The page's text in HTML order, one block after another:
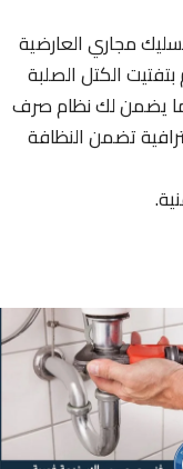
مجاري العارضية
الكتل الصلبة
مما يضمن لك نظام صرف
تضمن النظافة